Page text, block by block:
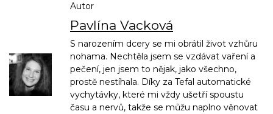
Autor
Pavlína Vacková
S narozením dcery se mi obrátil život vzhůru
nohama. Nechtěla jsem se vzdávat vaření a
pečení, jen jsem to nějak, jako všechno,
prostě nestíhala. Díky za Tefal automatické
vychytávky, které mi vždy ušetří spoustu
času a nervů, takže se můžu naplno věnovat